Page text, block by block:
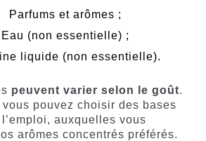
Parfums et arômes ;
Eau (non essentielle) ;
liquide (non essentielle).
peuvent varier selon le goût.
pouvez choisir des bases
auxquelles vous
arômes concentrés préférés.